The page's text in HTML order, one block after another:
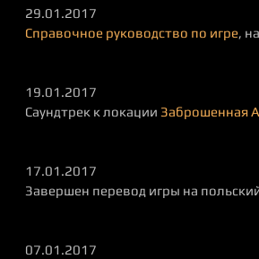
29.01.2017
Справочное руководство по игре,
19.01.2017
Саундтрек к локации Заброшенная
17.01.2017
Завершен перевод игры на
07.01.2017